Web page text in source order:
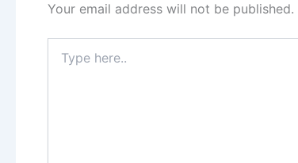
Your email address will not be published.
here..